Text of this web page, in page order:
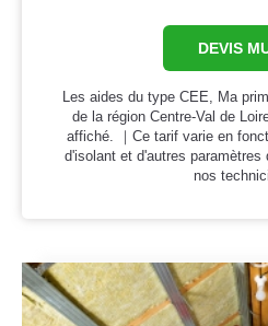
DEVIS
Les aides du type CEE, Ma
de la région Centre-Val de
affiché. ｜Ce tarif varie en
d'isolant et d'autres paramètres
nos